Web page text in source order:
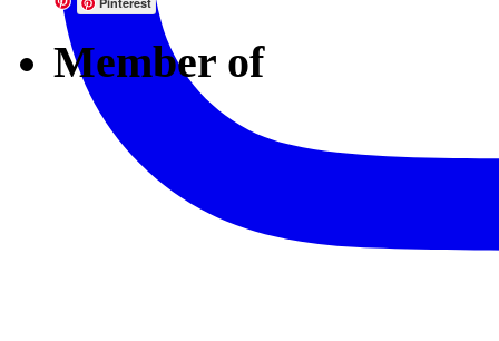
Member of